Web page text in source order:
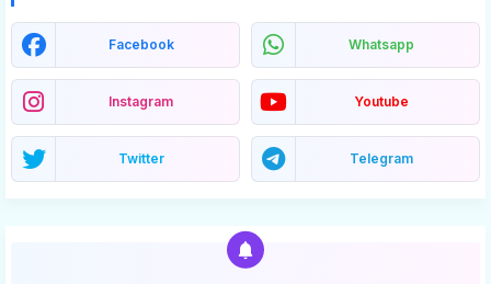
Facebook Whatsapp
Instagram Youtube
Twitter Telegram